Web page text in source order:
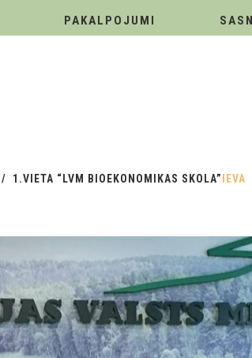
PAKALPOJUMI
1.VIETA “LVM BIOEKONOMIKAS SKOLA” IEVA